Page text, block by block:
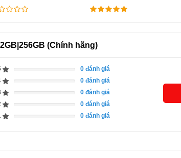
(Chính hãng)
0đánh giá
0đánh giá
0đánh giá
0đánh giá
0đánh giá